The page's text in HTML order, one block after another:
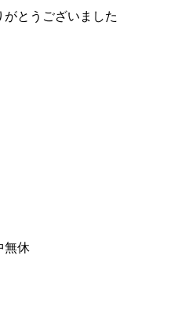
とうございました
無休